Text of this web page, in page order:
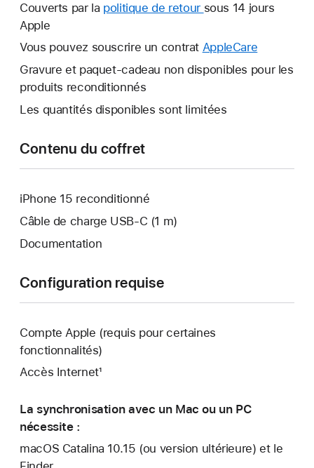
Couverts par la politique de retour Une
fenêtre
sous 14 jours
Apple
Vous pouvez souscrire un contrat AppleCare
nouvelle
Gravure et paquet-cadeau non disponibles pour les
produits reconditionnés
Les quantités disponibles sont limitées
Contenu du coffret
iPhone 15 reconditionné
Câble de charge USB‑C (1 m)
Documentation
Configuration requise
Compte Apple (requis pour certaines
fonctionnalités)
Accès Internet¹
La synchronisation avec un Mac ou un PC
nécessite :
macOS Catalina 10.15 (ou version ultérieure) et le